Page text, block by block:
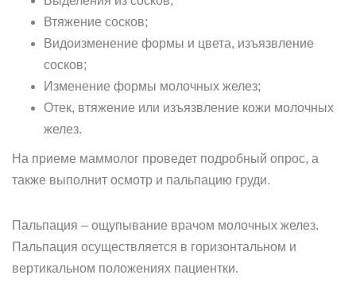
Втяжение сосков;
Видоизменение формы и цвета, изъязвление
сосков;
Изменение формы молочных желез;
Отек, втяжение или изъязвление кожи молочных
желез.
На приеме маммолог проведет подробный опрос, а
также выполнит осмотр и пальпацию груди.
Пальпация – ощупывание врачом молочных желез.
Пальпация осуществляется в горизонтальном и
вертикальном положениях пациентки.